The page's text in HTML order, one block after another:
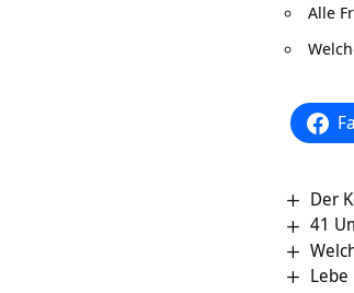
Alle
Der
41